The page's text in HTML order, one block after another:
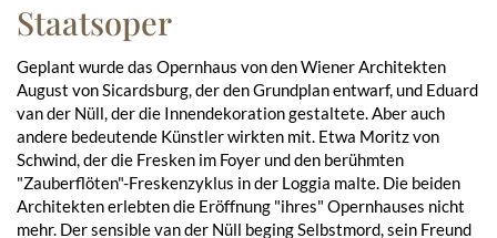
Staatsoper
Geplant wurde das Opernhaus von den Wiener Architekten
August von Sicardsburg, der den Grundplan entwarf, und Eduard
van der Nüll, der die Innendekoration gestaltete. Aber auch
andere bedeutende Künstler wirkten mit. Etwa Moritz von
Schwind, der die Fresken im Foyer und den berühmten
"Zauberflöten"-Freskenzyklus in der Loggia malte. Die beiden
Architekten erlebten die Eröffnung "ihres" Opernhauses nicht
mehr. Der sensible van der Nüll beging Selbstmord, sein Freund